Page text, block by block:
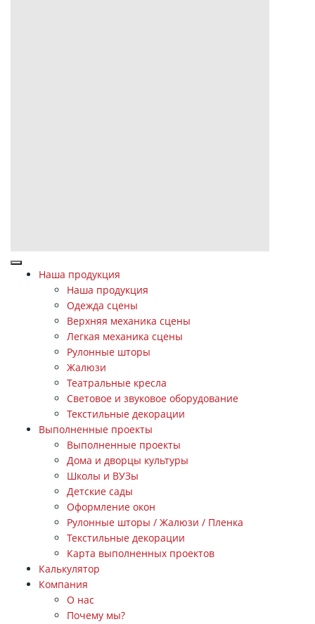
Наша продукция
Наша продукция
Одежда сцены
Верхняя механика сцены
Легкая механика сцены
Рулонные шторы
Жалюзи
Театральные кресла
Световое и звуковое оборудование
Текстильные декорации
Выполненные проекты
Выполненные проекты
Дома и дворцы культуры
Школы и ВУЗы
Детские сады
Оформление окон
Рулонные шторы / Жалюзи / Пленка
Текстильные декорации
Карта выполненных проектов
Калькулятор
Компания
О нас
Почему мы?